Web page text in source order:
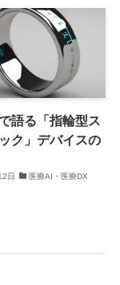
語る「指輪型ス
ク」デバイスの
日 医療AI・医療DX